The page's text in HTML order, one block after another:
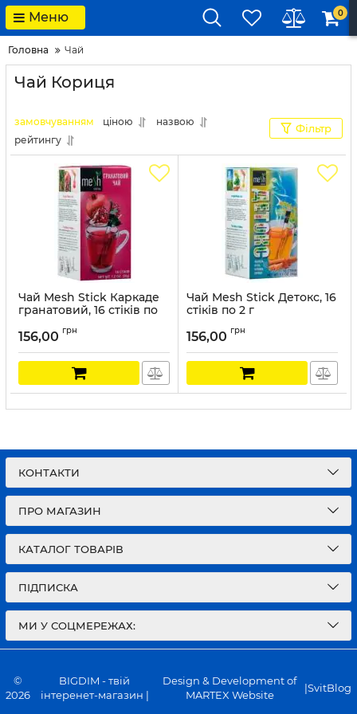
Меню 0
Головна Чай
Чай Кориця
замовчуванням ціною
назвою
рейтингу
Фільтр
Чай Mesh Stick Каркаде
гранатовий, 16 стіків по
Артикул: MSH017
156,00 грн
Чай Mesh Stick Детокс, 16
стіків по 2 г
156,00 грн
КОНТАКТИ
ПРО МАГАЗИН
КАТАЛОГ ТОВАРІВ
ПІДПИСКА
МИ У СОЦМЕРЕЖАХ:
©
2026
BIGDIM - твій
інтеренет-магазин |
Design & Development of
MARTEX Website
|SvitBlog